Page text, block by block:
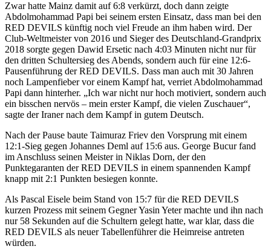
Zwar hatte Mainz damit auf 6:8 verkürzt, doch dann zeigte
Abdolmohammad Papi bei seinem ersten Einsatz, dass man bei den
RED DEVILS künftig noch viel Freude an ihm haben wird. Der
Club-Weltmeister von 2016 und Sieger des Deutschland-Grandprix
2018 sorgte gegen Dawid Ersetic nach 4:03 Minuten nicht nur für
den dritten Schultersieg des Abends, sondern auch für eine 12:6-
Pausenführung der RED DEVILS. Dass man auch mit 30 Jahren
noch Lampenfieber vor einem Kampf hat, verriet Abdolmohammad
Papi dann hinterher. „Ich war nicht nur hoch motiviert, sondern auch
ein bisschen nervös – mein erster Kampf, die vielen Zuschauer“,
sagte der Iraner nach dem Kampf in gutem Deutsch.
Nach der Pause baute Taimuraz Friev den Vorsprung mit einem
12:1-Sieg gegen Johannes Deml auf 15:6 aus. George Bucur fand
im Anschluss seinen Meister in Niklas Dorn, der den
Punktegaranten der RED DEVILS in einem spannenden Kampf
knapp mit 2:1 Punkten besiegen konnte.
Als Pascal Eisele beim Stand von 15:7 für die RED DEVILS
kurzen Prozess mit seinem Gegner Yasin Yeter machte und ihn nach
nur 58 Sekunden auf die Schultern gelegt hatte, war klar, dass die
RED DEVILS als neuer Tabellenführer die Heimreise antreten
würden.